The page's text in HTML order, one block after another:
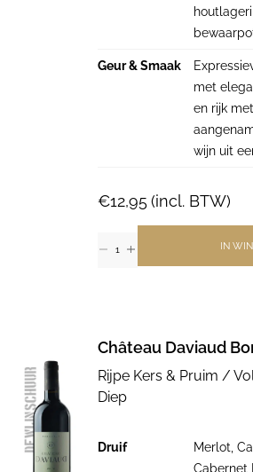
Geur & Smaak
met
en rijk
wijn uit
€12,95(incl. BTW)
IN
Château Daviaud
Rijpe Kers & Pruim /
Diep
Druif
Merlot,
Cabernet